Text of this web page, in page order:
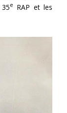
e
RAP et les